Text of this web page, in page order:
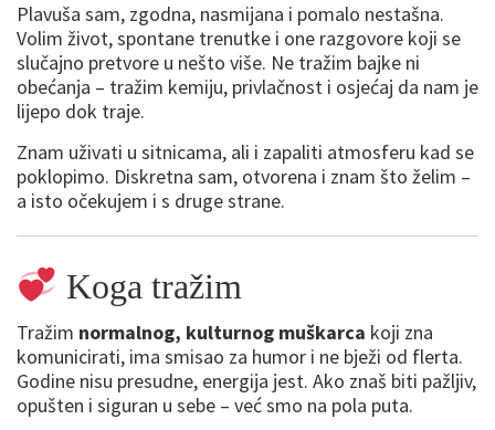
Plavuša sam, zgodna, nasmijana i pomalo nestašna.
Volim život, spontane trenutke i one razgovore koji se
slučajno pretvore u nešto više. Ne tražim bajke ni
obećanja – tražim kemiju, privlačnost i osjećaj da nam je
lijepo dok traje.
Znam uživati u sitnicama, ali i zapaliti atmosferu kad se
poklopimo. Diskretna sam, otvorena i znam što želim –
a isto očekujem i s druge strane.
Koga tražim
Tražim normalnog, kulturnog muškarca koji zna
komunicirati, ima smisao za humor i ne bježi od flerta.
Godine nisu presudne, energija jest. Ako znaš biti pažljiv,
opušten i siguran u sebe – već smo na pola puta.